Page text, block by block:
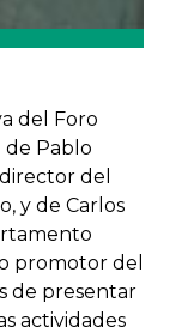
del Foro
de Pablo
del
y de Carlos
promotor del
de presentar
actividades